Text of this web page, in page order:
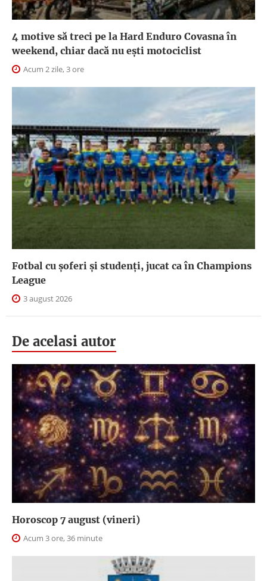
4 motive să treci pe la Hard Enduro Covasna în
weekend, chiar dacă nu ești motociclist
Acum 2 zile, 3 ore
Fotbal cu șoferi și studenți, jucat ca în Champions
League
3 august 2026
De acelasi autor
Horoscop 7 august (vineri)
Acum 3 ore, 36 minute